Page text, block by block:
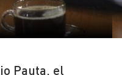
Pauta, el